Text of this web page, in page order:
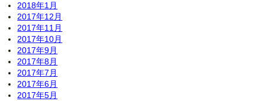
2018年1月
2017年12月
2017年11月
2017年10月
2017年9月
2017年8月
2017年7月
2017年6月
2017年5月